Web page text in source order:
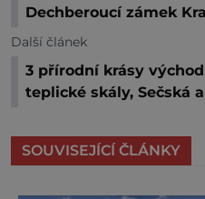
Dechberoucí zámek
Další článek
3 přírodní krásy
teplické skály, Sečská
SOUVISEJÍCÍ ČLÁNKY